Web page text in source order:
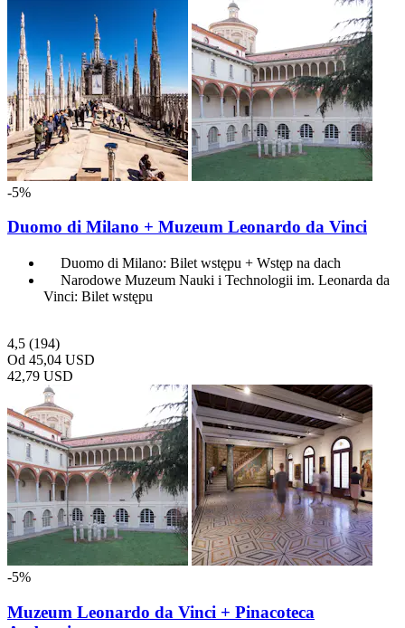
-5%
Duomo di Milano + Muzeum Leonardo da Vinci
Duomo di Milano: Bilet wstępu + Wstęp na dach
Narodowe Muzeum Nauki i Technologii im. Leonarda da
Vinci: Bilet wstępu
4,5 (194)
Od 45,04 USD
42,79 USD
-5%
Muzeum Leonardo da Vinci + Pinacoteca